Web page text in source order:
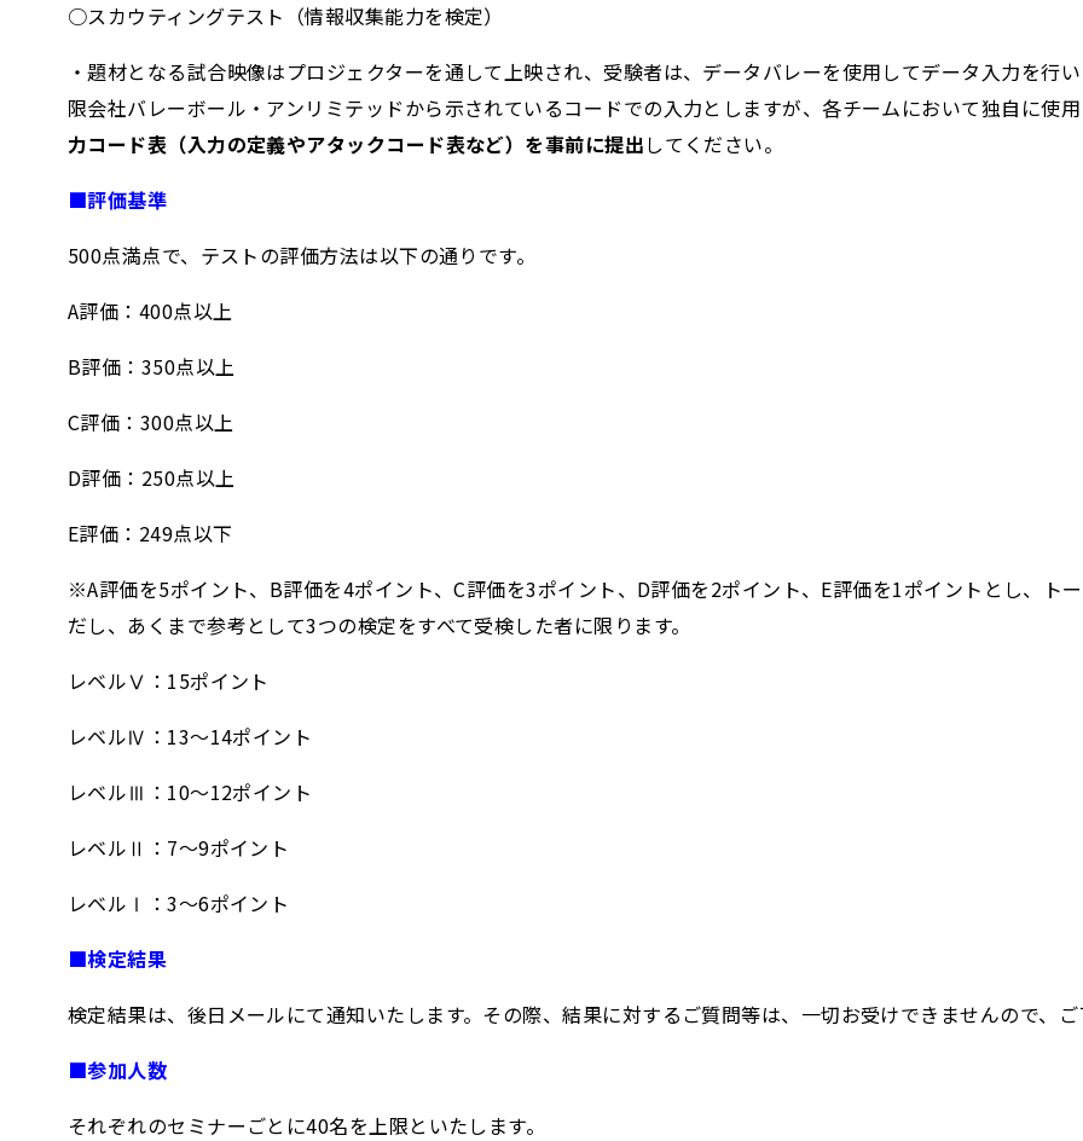
○スカウティングテスト（情報収集能力を検定）
・題材となる試合映像はプロジェクターを通して上映され、受験者は、データバレーを使用してデータ入力を行
限会社バレーボール・アンリミテッドから示されているコードでの入力としますが、各チームにおいて独自に使
力コード表（入力の定義やアタックコード表など）を事前に提出してください。
■評価基準
500点満点で、テストの評価方法は以下の通りです。
A評価：400点以上
B評価：350点以上
C評価：300点以上
D評価：250点以上
E評価：249点以下
※A評価を5ポイント、B評価を4ポイント、C評価を3ポイント、D評価を2ポイント、E評価を1ポイントとし、ト
だし、あくまで参考として3つの検定をすべて受検した者に限ります。
レベルⅤ：15ポイント
レベルⅣ：13～14ポイント
レベルⅢ：10～12ポイント
レベルⅡ：7～9ポイント
レベルⅠ：3～6ポイント
■検定結果
検定結果は、後日メールにて通知いたします。その際、結果に対するご質問等は、一切お受けできませんので、ご
■参加人数
それぞれのセミナーごとに40名を上限といたします。